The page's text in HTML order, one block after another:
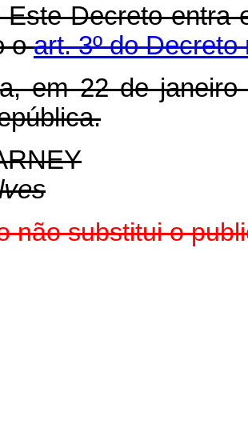
Este Decreto entra
oart. 3º do
em 22 de
não substitui o